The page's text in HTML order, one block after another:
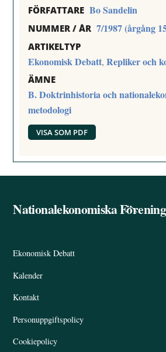
FÖRFATTARE Bo Sandelin
NUMMER / ÅR 7/1987 (årgång
ARTIKELTYP
Ekonomisk Debatt,Repliker och
ÄMNE
B. Doktrinhistoria och
metodologi
VISA SOM PDF
Back
Nationalekonomiska
Ekonomisk Debatt
Kalender
Kontakt
Personuppgiftspolicy
Cookiepolicy